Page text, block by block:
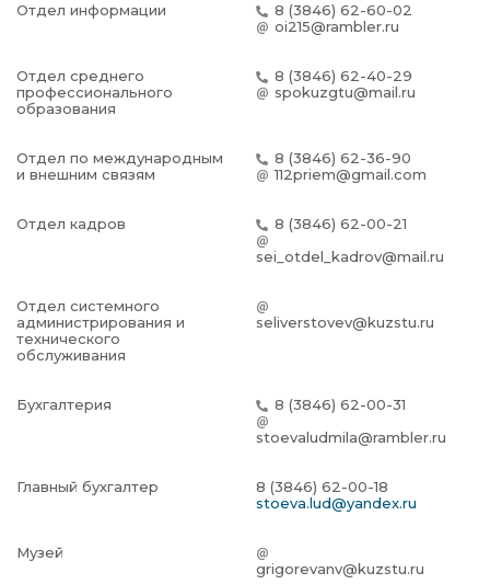
Отдел информации
8 (3846) 62-60-02
oi215@rambler.ru
Отдел среднего
профессионального
образования
8 (3846) 62-40-29
spokuzgtu@mail.ru
Отдел по международным
и внешним связям
8 (3846) 62-36-90
112priem@gmail.com
Отдел кадров
8 (3846) 62-00-21
sei_otdel_kadrov@mail.ru
Отдел системного
администрирования и
технического
обслуживания
seliverstovev@kuzstu.ru
Бухгалтерия
8 (3846) 62-00-31
stoevaludmila@rambler.ru
Главный бухгалтер
8 (3846) 62-00-18
stoeva.lud@yandex.ru
Музей
grigorevanv@kuzstu.ru